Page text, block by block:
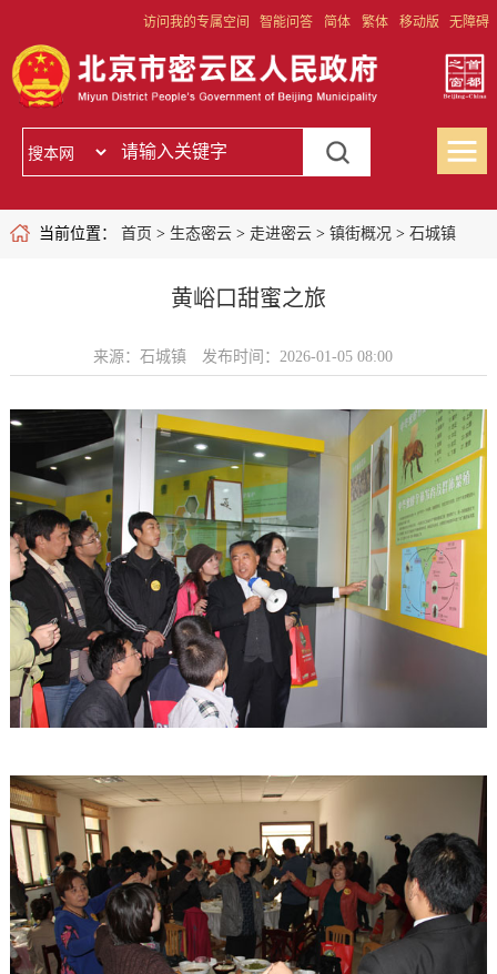
访问我的专属空间 智能问答 简体 繁体 移动版 无障碍
当前位置： 首页 > 生态密云> 走进密云> 镇街概况 > 石城镇
黄峪口甜蜜之旅
来源：石城镇 发布时间：2026-01-05 08:00